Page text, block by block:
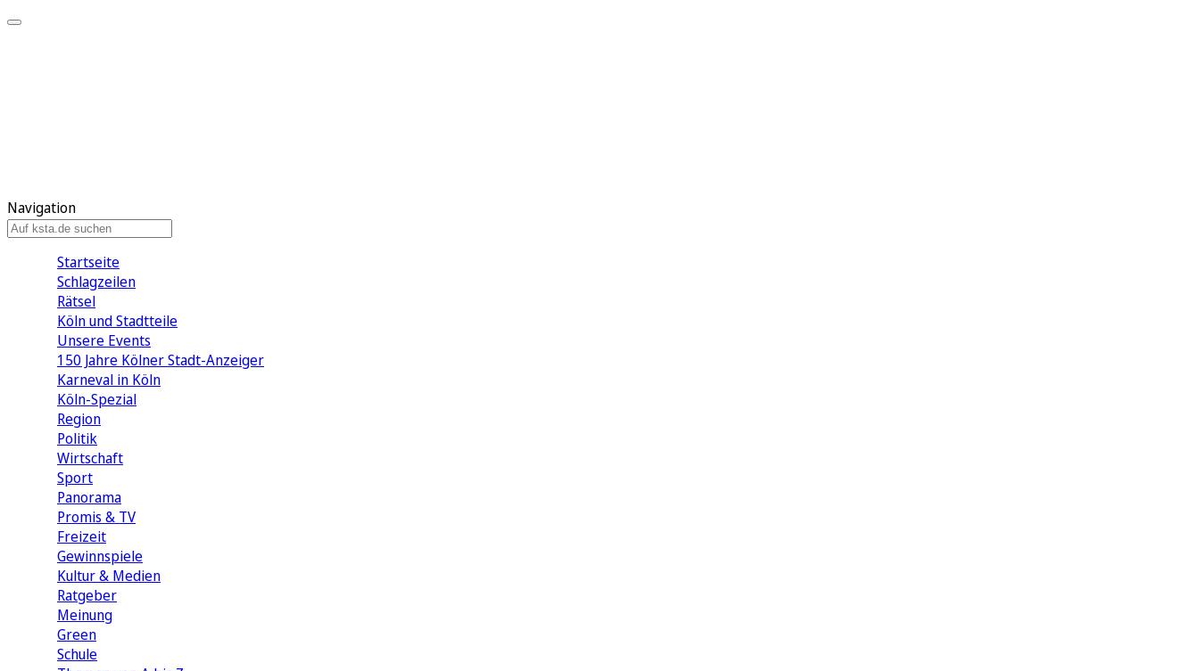
Navigation
Startseite
Schlagzeilen
Rätsel
Köln und Stadtteile
Unsere Events
150 Jahre Kölner Stadt-Anzeiger
Karneval in Köln
Köln-Spezial
Region
Politik
Wirtschaft
Sport
Panorama
Promis & TV
Freizeit
Gewinnspiele
Kultur & Medien
Ratgeber
Meinung
Green
Schule